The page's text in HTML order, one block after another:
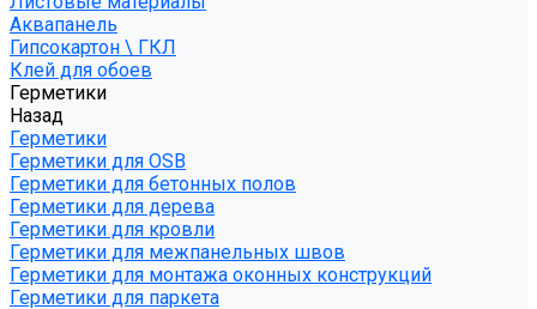
Аквапанель
Гипсокартон \ ГКЛ
Клей для обоев
Герметики
Назад
Герметики
Герметики для OSB
Герметики для бетонных полов
Герметики для дерева
Герметики для кровли
Герметики для межпанельных швов
Герметики для монтажа оконных конструкций
Герметики для паркета